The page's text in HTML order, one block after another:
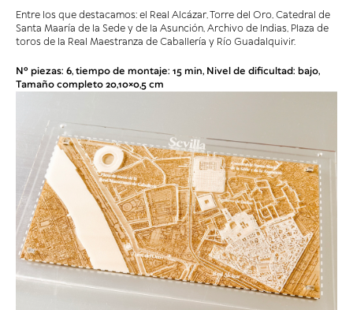
Entre los que destacamos: el Real Alcázar, Torre del Oro, Catedral de
Santa Maaría de la Sede y de la Asunción, Archivo de Indias, Plaza de
toros de la Real Maestranza de Caballería y Río Guadalquivir.
Nº piezas: 6, tiempo de montaje: 15 min, Nivel de dificultad: bajo,
Tamaño completo 20,10×0,5 cm